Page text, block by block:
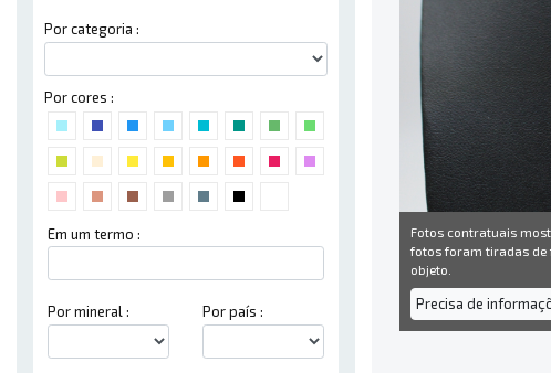
Por categoria :
Por cores :
Em um termo :
Por mineral : Por país :
Fotos contratuais
fotos foram tiradas de
objeto.
Precisa de